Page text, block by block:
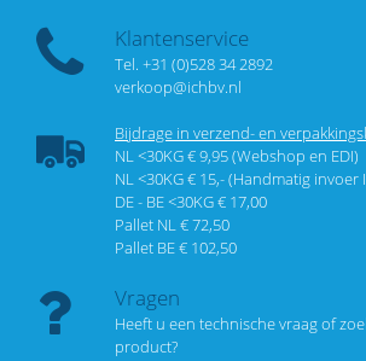
Klantenservice
Tel. +31 (0)528 34 2892
verkoop@ichbv.nl
Bijdrage in verzend- en
NL <30KG € 9,95 (Webshop en EDI)
NL <30KG € 15,- (Handmatig invoer
DE - BE <30KG € 17,00
Pallet NL € 72,50
Pallet BE € 102,50
Vragen
Heeft u een technische vraag of
product?